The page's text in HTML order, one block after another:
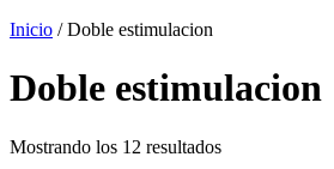
Inicio / Doble estimulacion
Doble estimulacion
Mostrando los 12 resultados